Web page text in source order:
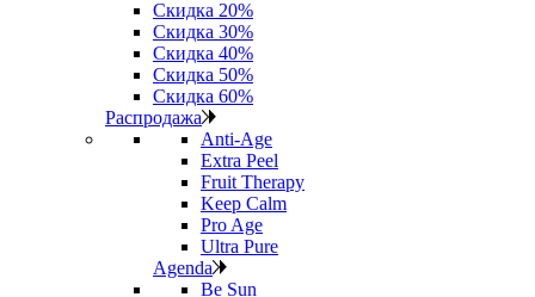
Скидка 20%
Скидка 30%
Скидка 40%
Скидка 50%
Скидка 60%
Распродажа
Anti‑Age
Extra Peel
Fruit Therapy
Keep Calm
Pro Age
Ultra Pure
Agenda
Be Sun